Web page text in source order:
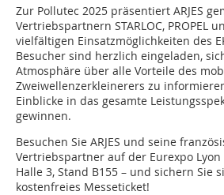
Zur Pollutec 2025 präsentiert ARJES
Vertriebspartnern STARLOC, PROPEL
vielfältigen Einsatzmöglichkeiten des
Besucher sind herzlich eingeladen,
Atmosphäre über alle Vorteile des
Zweiwellenzerkleinerers zu
Einblicke in das gesamte
gewinnen.
Besuchen Sie ARJES und seine
Vertriebspartner auf der Eurexpo Lyon
Halle 3, Stand B155 – und sichern Sie
kostenfreies Messeticket!